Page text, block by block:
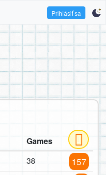
Prihlásiť sa
Games
38 157